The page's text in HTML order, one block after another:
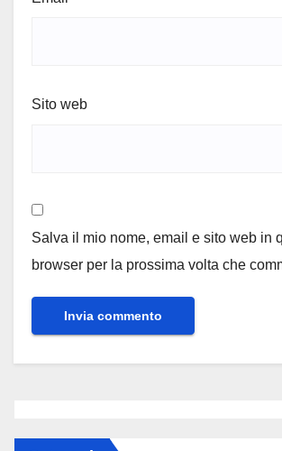
Sito web
Salva il mio nome, email e sito web in
browser per la prossima volta che